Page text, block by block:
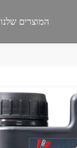
המוצרים שלנו